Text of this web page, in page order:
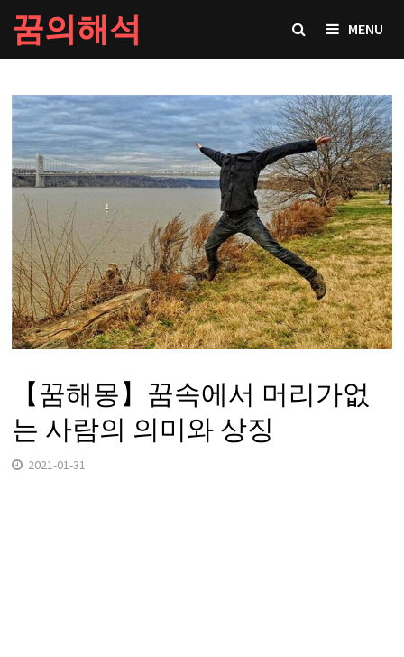
Skip
to
content
꿈의해석 MENU
【꿈해몽】꿈속에서 머리가없
는 사람의 의미와 상징
2021-01-31